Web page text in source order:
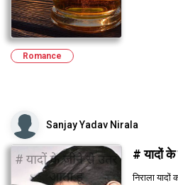
Romance
Sanjay Yadav Nirala
# यादों
निराला